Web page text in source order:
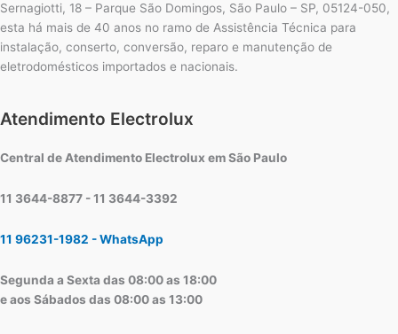
Sernagiotti, 18 – Parque São Domingos, São Paulo – SP, 05124-050,
esta há mais de 40 anos no ramo de Assistência Técnica para
instalação, conserto, conversão, reparo e manutenção de
eletrodomésticos importados e nacionais.
Atendimento Electrolux
Central de Atendimento Electrolux em São Paulo
11 3644-8877 - 11 3644-3392
11 96231-1982 - WhatsApp
Segunda a Sexta das 08:00 as 18:00
e aos Sábados das 08:00 as 13:00